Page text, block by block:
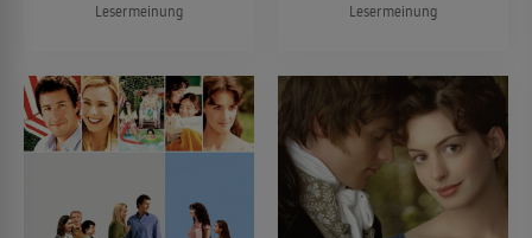
Lesermeinung Lesermeinung